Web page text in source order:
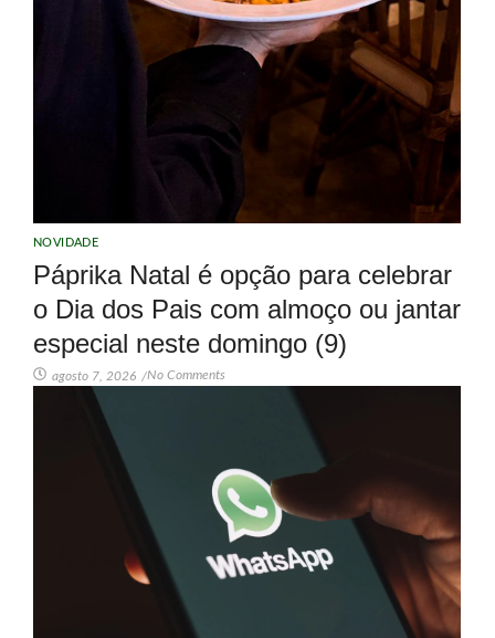
NOVIDADE
Páprika Natal é opção para celebrar
o Dia dos Pais com almoço ou jantar
especial neste domingo (9)
agosto 7, 2026 /No Comments